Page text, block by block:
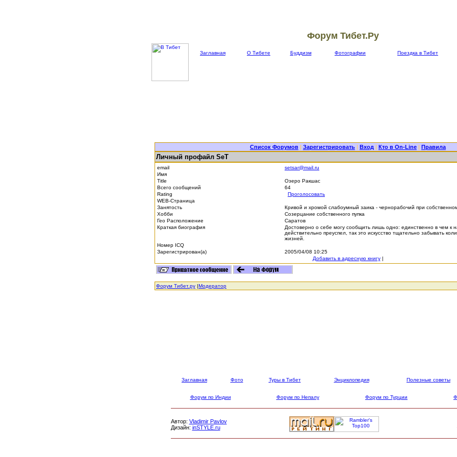
Форум Тибет.Ру
Заглавная О Тибете Буддизм Фотографии Поездка в Тибет
Список Форумов | Зарегистрировать | Вход | Кто в On-Line | Правила
Личный профайл SeT
email
setsar@mail.ru
Имя
Title
Озеро Ракшас
Всего сообщений
64
Rating
Проголосовать
WEB-Страница
Занятость
Кривой и хромой слабоумный заика - чернорабочий при
Хобби
Созерцание собственного пупка
Гео Расположение
Саратов
Краткая биография
Достоверно о себе могу сообщить лишь одно: единственно в чем к
действительно преуспел, так это искусство тщательно забывать
жизней.
Номер ICQ
Зарегистрирован(а)
2005/04/08 10:25
Добавить в адресную книгу|
Форум Тибет.ру |Модератор
Заглавная Фото Туры в Тибет Энциклопедия Полезные советы
Форум по Индии Форум по Непалу Форум по Турции
Автор: Vladimir Pavlov
Дизайн: inSTYLE.ru